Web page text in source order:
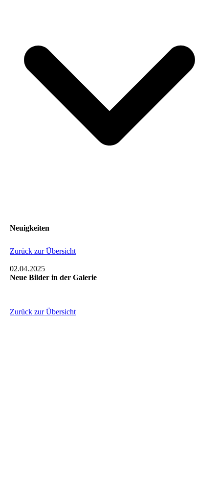
Neuigkeiten
Zurück zur Übersicht
02.04.2025
Neue Bilder in der Galerie
Zurück zur Übersicht